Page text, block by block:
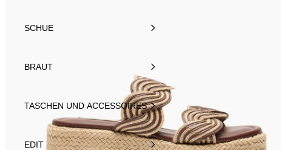
SCHUE
BRAUT
TASCHEN UND ACCESSOIRES
EDIT